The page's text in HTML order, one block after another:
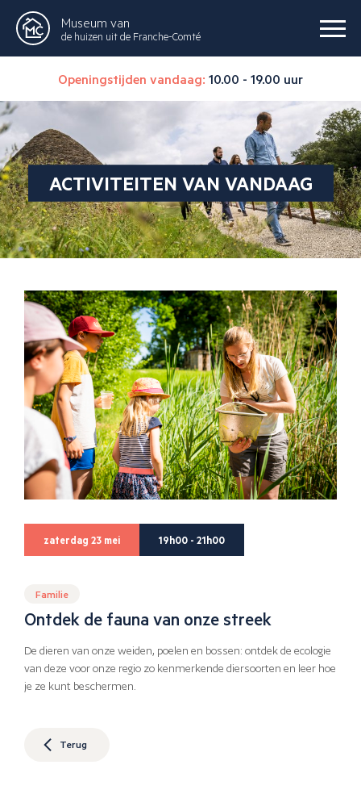
Museum van
de huizen uit de Franche-Comté
Openingstijden vandaag: 10.00 - 19.00 uur
ACTIVITEITEN VAN VANDAAG
zaterdag 23 mei 19h00 - 21h00
Familie
Ontdek de fauna van onze streek
De dieren van onze weiden, poelen en bossen: ontdek de ecologie
van deze voor onze regio zo kenmerkende diersoorten en leer hoe
je ze kunt beschermen.
Terug